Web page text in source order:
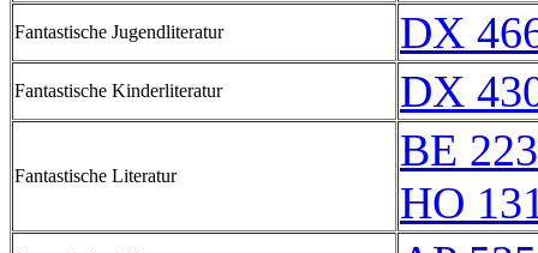
Fantastische Jugendliteratur DX
Fantastische Kinderliteratur DX
Fantastische Literatur
BE
HO